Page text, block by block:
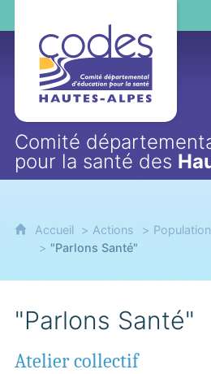
Comité
pour la santé des
Accueil Actions
"Parlons Santé"
"Parlons Santé"
Atelier collectif